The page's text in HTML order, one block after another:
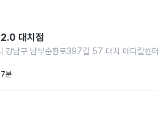
대치점
강남구 남부순환로397길 57 대치 메디칼센터
7분